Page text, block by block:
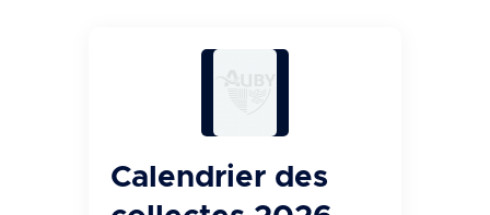
Calendrier des